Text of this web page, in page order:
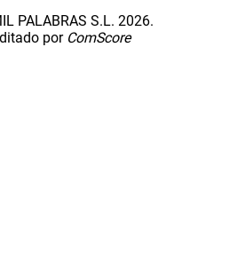
PALABRAS S.L. 2026.
por ComScore